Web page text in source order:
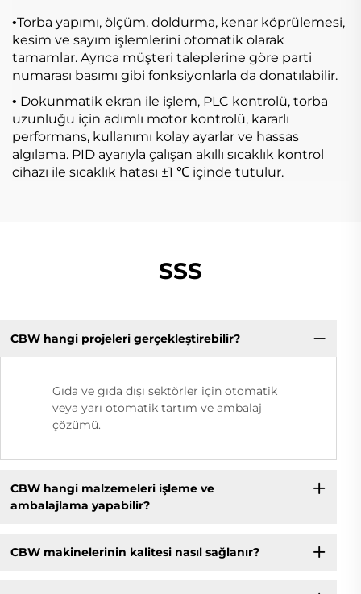
•Torba yapımı, ölçüm, doldurma, kenar köprülemesi,
kesim ve sayım işlemlerini otomatik olarak
tamamlar. Ayrıca müşteri taleplerine göre parti
numarası basımı gibi fonksiyonlarla da donatılabilir.
• Dokunmatik ekran ile işlem, PLC kontrolü, torba
uzunluğu için adımlı motor kontrolü, kararlı
performans, kullanımı kolay ayarlar ve hassas
algılama. PID ayarıyla çalışan akıllı sıcaklık kontrol
cihazı ile sıcaklık hatası ±1 ℃ içinde tutulur.
SSS
CBW hangi projeleri gerçekleştirebilir?
Gıda ve gıda dışı sektörler için otomatik
veya yarı otomatik tartım ve ambalaj
çözümü.
CBW hangi malzemeleri işleme ve
ambalajlama yapabilir?
CBW makinelerinin kalitesi nasıl sağlanır?